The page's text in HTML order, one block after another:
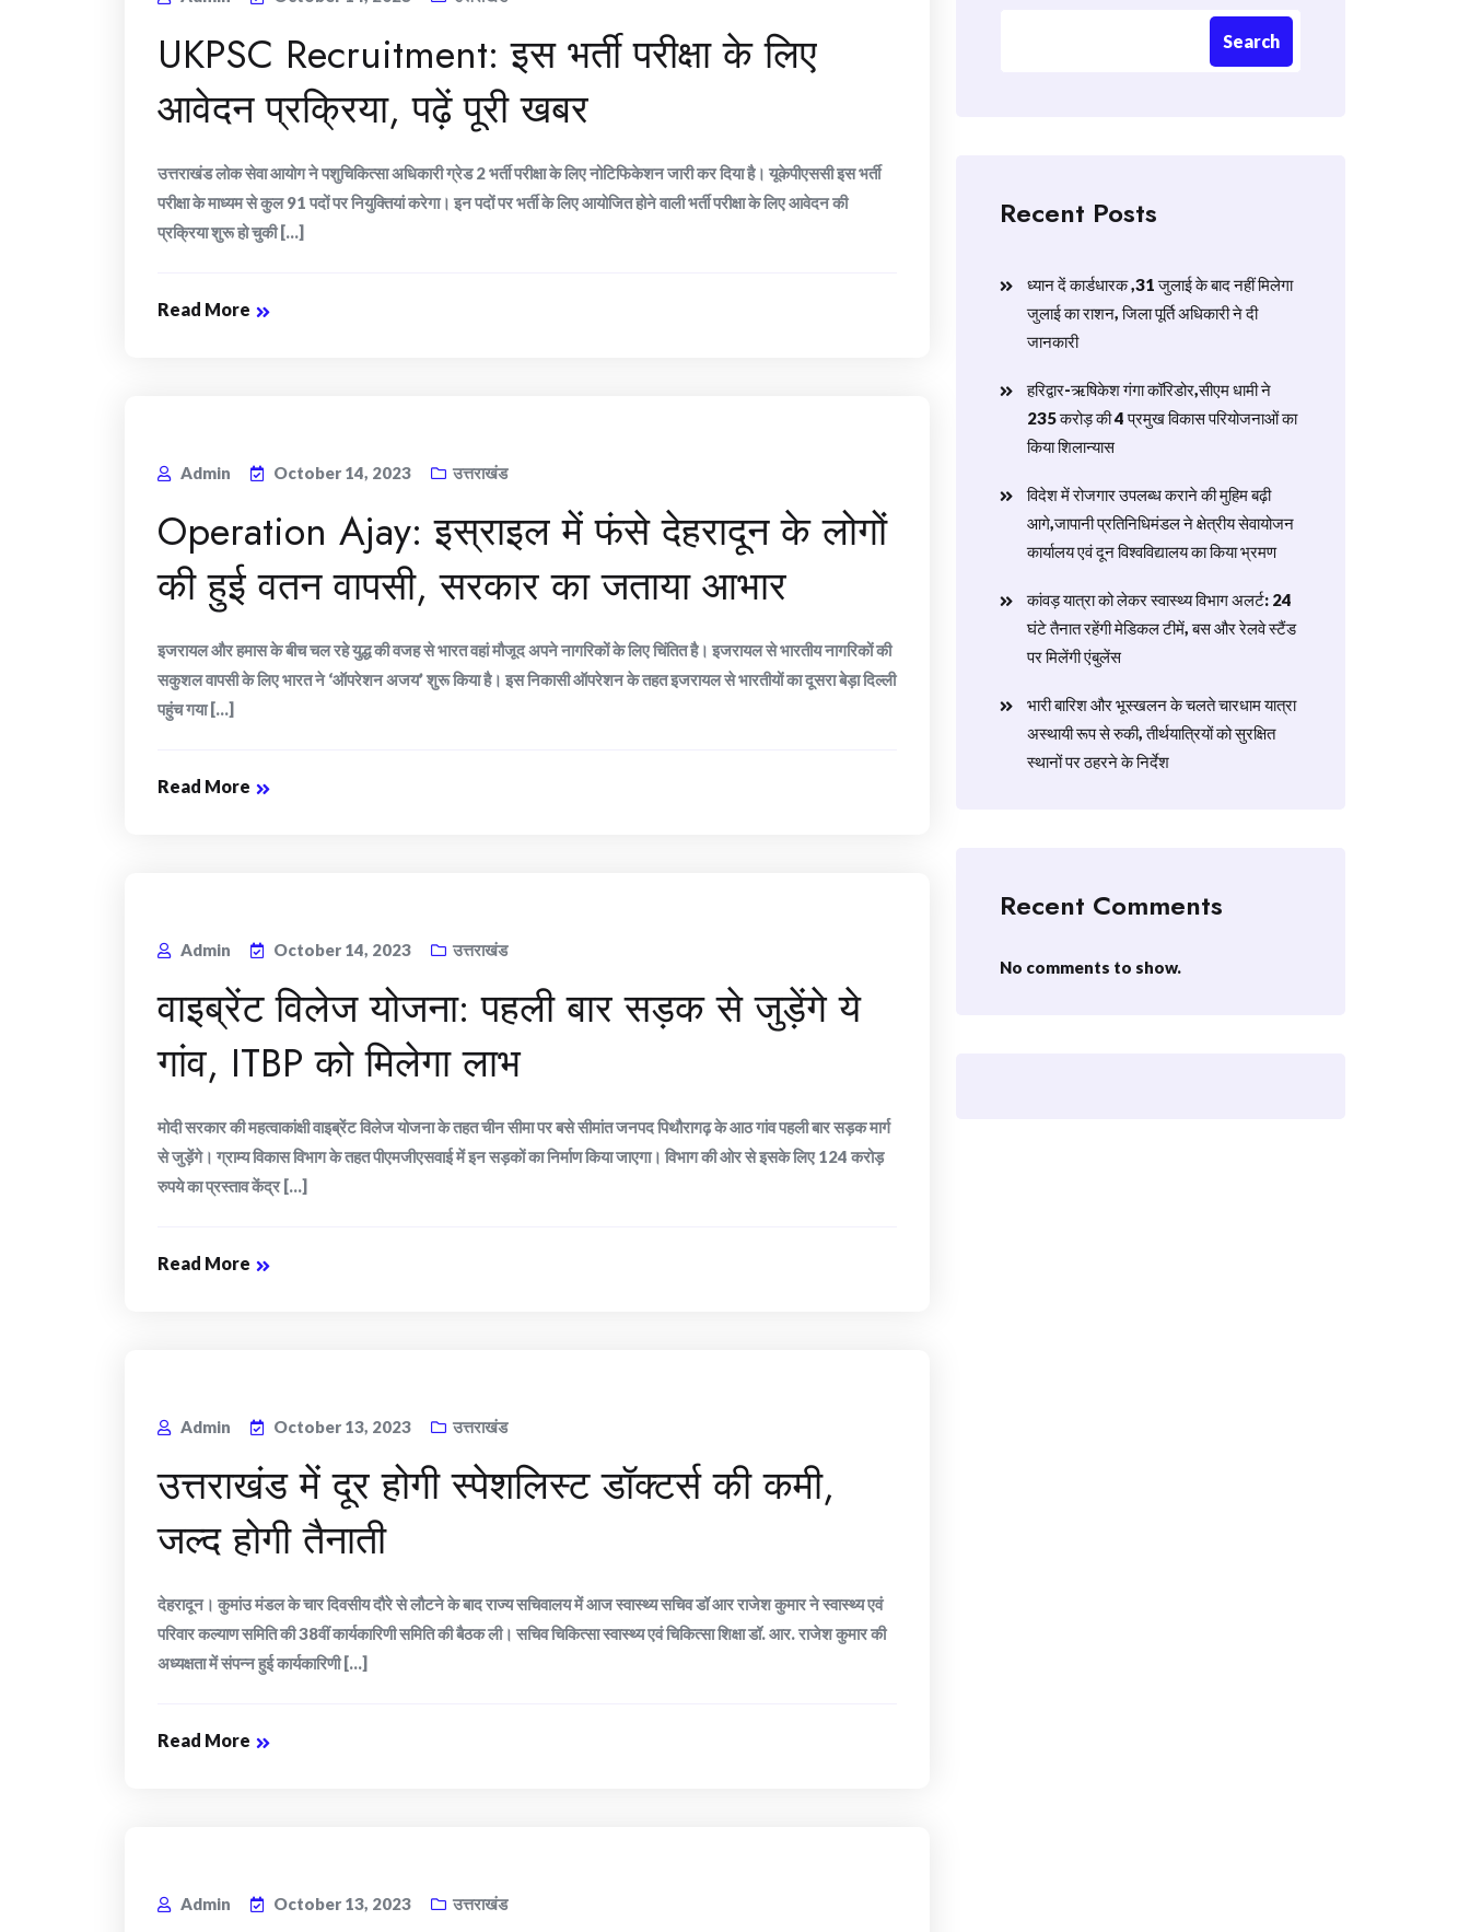
UKPSC Recruitment: इस भर्ती परीक्षा के लिए
आवेदन प्रक्रिया, पढ़ें पूरी खबर
उत्तराखंड लोक सेवा आयोग ने पशुचिकित्सा अधिकारी ग्रेड 2 भर्ती परीक्षा के लिए नोटिफिकेशन जारी कर दिया है। यूकेपीएससी इस भर्ती
परीक्षा के माध्यम से कुल 91 पदों पर नियुक्तियां करेगा। इन पदों पर भर्ती के लिए आयोजित होने वाली भर्ती परीक्षा के लिए आवेदन की
प्रक्रिया शुरू हो चुकी [...]
Read More
Admin October 14, 2023 उत्तराखंड
Operation Ajay: इस्राइल में फंसे देहरादून के लोगों
की हुई वतन वापसी, सरकार का जताया आभार
इजरायल और हमास के बीच चल रहे युद्ध की वजह से भारत वहां मौजूद अपने नागरिकों के लिए चिंतित है। इजरायल से भारतीय नागरिकों की
सकुशल वापसी के लिए भारत ने ‘ऑपरेशन अजय’ शुरू किया है। इस निकासी ऑपरेशन के तहत इजरायल से भारतीयों का दूसरा बेड़ा दिल्ली
पहुंच गया [...]
Read More
Admin October 14, 2023 उत्तराखंड
वाइब्रेंट विलेज योजना: पहली बार सड़क से जुड़ेंगे ये
गांव, ITBP को मिलेगा लाभ
मोदी सरकार की महत्वाकांक्षी वाइब्रेंट विलेज योजना के तहत चीन सीमा पर बसे सीमांत जनपद पिथौरागढ़ के आठ गांव पहली बार सड़क मार्ग
से जुड़ेंगे। ग्राम्य विकास विभाग के तहत पीएमजीएसवाई में इन सड़कों का निर्माण किया जाएगा। विभाग की ओर से इसके लिए 124 करोड़
रुपये का प्रस्ताव केंद्र [...]
Read More
Admin October 13, 2023 उत्तराखंड
उत्तराखंड में दूर होगी स्पेशलिस्ट डॉक्टर्स की कमी,
जल्द होगी तैनाती
देहरादून। कुमांउ मंडल के चार दिवसीय दौरे से लौटने के बाद राज्य सचिवालय में आज स्वास्थ्य सचिव डॉ आर राजेश कुमार ने स्वास्थ्य एवं
परिवार कल्याण समिति की 38वीं कार्यकारिणी समिति की बैठक ली। सचिव चिकित्सा स्वास्थ्य एवं चिकित्सा शिक्षा डॉ. आर. राजेश कुमार की
अध्यक्षता में संपन्न हुई कार्यकारिणी [...]
Read More
Admin October 13, 2023 उत्तराखंड
Search
Recent Posts
ध्यान दें कार्डधारक ,31 जुलाई के बाद नहीं मिलेगा
जुलाई का राशन, जिला पूर्ति अधिकारी ने दी
जानकारी
हरिद्वार-ऋषिकेश गंगा कॉरिडोर,सीएम धामी ने
235 करोड़ की 4 प्रमुख विकास परियोजनाओं का
किया शिलान्यास
विदेश में रोजगार उपलब्ध कराने की मुहिम बढ़ी
आगे,जापानी प्रतिनिधिमंडल ने क्षेत्रीय सेवायोजन
कार्यालय एवं दून विश्वविद्यालय का किया भ्रमण
​कांवड़ यात्रा को लेकर स्वास्थ्य विभाग अलर्ट: 24
घंटे तैनात रहेंगी मेडिकल टीमें, बस और रेलवे स्टैंड
पर मिलेंगी एंबुलेंस
​भारी बारिश और भूस्खलन के चलते चारधाम यात्रा
अस्थायी रूप से रुकी, तीर्थयात्रियों को सुरक्षित
स्थानों पर ठहरने के निर्देश
Recent Comments
No comments to show.